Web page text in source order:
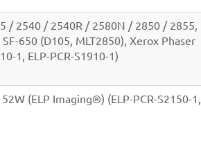
/ 2540 / 2540R / 2580N / 2850 / 2855,
650 (D105, MLT2850), Xerox Phaser
1, ELP-PCR-S1910-1)
(ELP Imaging®) (ELP-PCR-S2150-1,